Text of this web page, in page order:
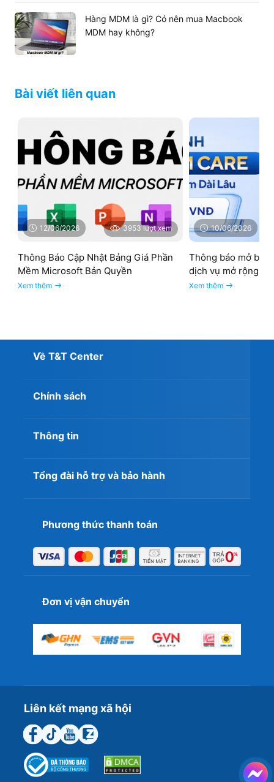
Hàng MDM là gì? Có nên mua Macbook
MDM hay không?
Bài viết liên quan
12/06/2026 3953 lượt xem
Thông Báo Cập Nhật Bảng Giá Phần
Mềm Microsoft Bản Quyền
Xem thêm
10/06/2026
Thông báo mở bán
dịch vụ mở rộng
Xem thêm
Về T&T Center
Chính sách
Thông tin
Tổng đài hỗ trợ và bảo hành
Phương thức thanh toán
Đơn vị vận chuyển
Liên kết mạng xã hội